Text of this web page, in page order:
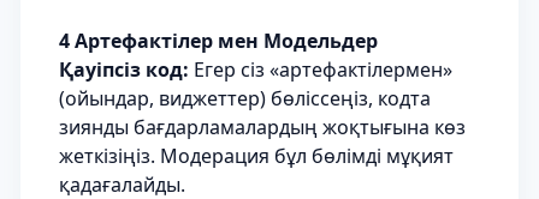
4 Артефактілер мен Модельдер
Қауіпсіз код: Егер сіз «артефактілермен»
(ойындар, виджеттер) бөліссеңіз, кодта
зиянды бағдарламалардың жоқтығына көз
жеткізіңіз. Модерация бұл бөлімді мұқият
қадағалайды.